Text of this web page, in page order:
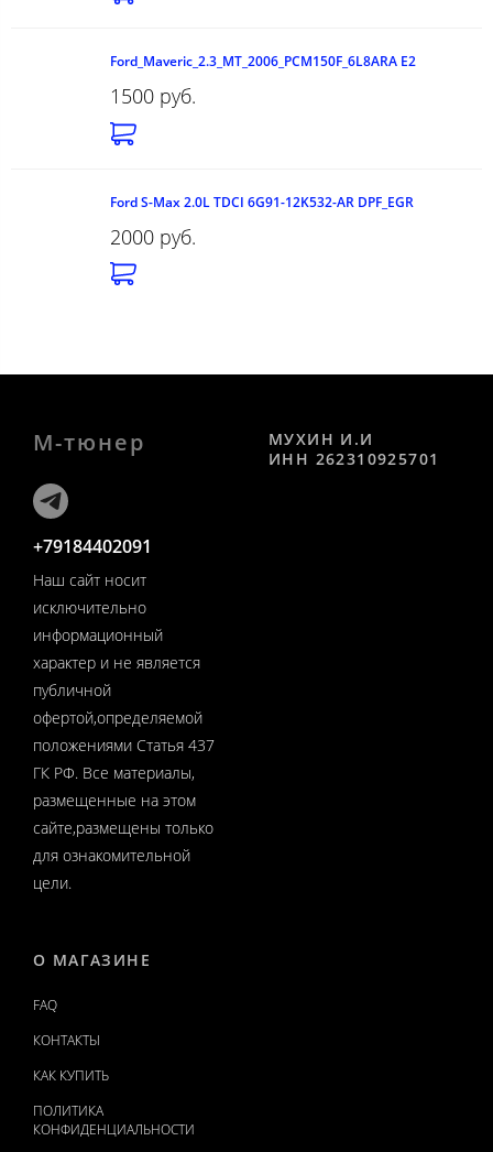
Ford_Maveric_2.3_MT_2006_PCM150F_6L8ARA E2
1500 руб.
Ford S-Max 2.0L TDCI 6G91-12K532-AR DPF_EGR
2000 руб.
М-тюнер
+79184402091
Наш сайт носит
исключительно
информационный
характер и не является
публичной
офертой,определяемой
положениями Статья 437
ГК РФ. Все материалы,
размещенные на этом
сайте,размещены только
для ознакомительной
цели.
МУХИН И.И
ИНН 262310925701
О МАГАЗИНЕ
FAQ
КОНТАКТЫ
КАК КУПИТЬ
ПОЛИТИКА
КОНФИДЕНЦИАЛЬНОСТИ